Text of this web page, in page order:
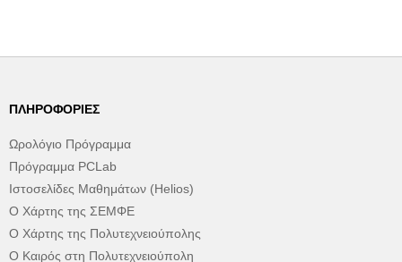
ΠΛΗΡΟΦΟΡΊΕΣ
Ωρολόγιο Πρόγραμμα
Πρόγραμμα PCLab
Ιστοσελίδες Μαθημάτων (Helios)
Ο Χάρτης της ΣΕΜΦΕ
Ο Χάρτης της Πολυτεχνειούπολης
Ο Καιρός στη Πολυτεχνειούπολη